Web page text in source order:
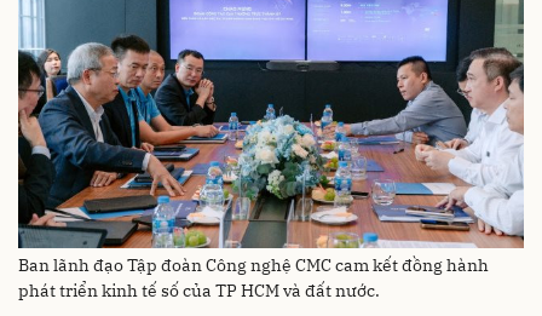
Ban lãnh đạo Tập đoàn Công nghệ CMC cam kết đồng hành
phát triển kinh tế số của TP HCM và đất nước.